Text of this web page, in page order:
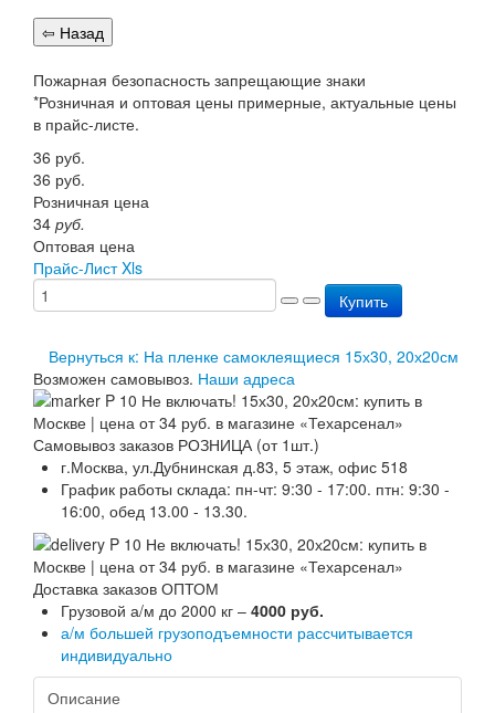
О нас
Статьи
Публичная оферта
Сертификаты
Вопрос-Ответ
Контакты
Пожарное оборудование
Перезарядка
Перезарядка ОУ
Перезарядка ОВП
О нас
Статьи
Публичная оферта
Сертификаты
Вопрос-Ответ
Контакты
Пожарная безопасность запрещающие знаки
*Розничная и оптовая цены примерные, актуальные цены
в прайс-листе.
36 руб.
36 руб.
Розничная цена
34 руб.
Оптовая цена
Прайс-Лист Xls
Купить
Вернуться к: На пленке самоклеящиеся 15х30, 20х20см
Возможен самовывоз. Наши адреса
Самовывоз заказов РОЗНИЦА (от 1шт.)
г.Москва, ул.Дубнинская д.83, 5 этаж, офис 518
График работы склада: пн-чт: 9:30 - 17:00. птн: 9:30 -
16:00, обед 13.00 - 13.30.
Доставка заказов ОПТОМ
Грузовой а/м до 2000 кг – 4000 руб.
а/м большей грузоподъемности рассчитывается
индивидуально
Описание